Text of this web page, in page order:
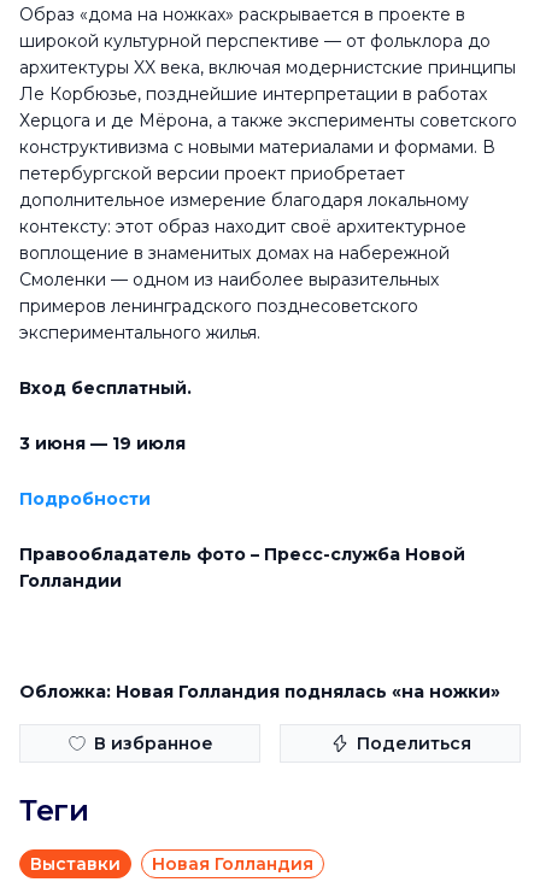
Образ «дома на ножках» раскрывается в проекте в
широкой культурной перспективе — от фольклора до
архитектуры XX века, включая модернистские принципы
Ле Корбюзье, позднейшие интерпретации в работах
Херцога и де Мёрона, а также эксперименты советского
конструктивизма с новыми материалами и формами. В
петербургской версии проект приобретает
дополнительное измерение благодаря локальному
контексту: этот образ находит своё архитектурное
воплощение в знаменитых домах на набережной
Смоленки — одном из наиболее выразительных
примеров ленинградского позднесоветского
экспериментального жилья.
Вход бесплатный.
3 июня — 19 июля
Подробности
Правообладатель фото – Пресс-служба Новой
Голландии
Обложка: Новая Голландия поднялась «на ножки»
В избранное Поделиться
Теги
Выставки Новая Голландия